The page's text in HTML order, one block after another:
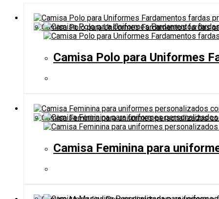
Camisa Polo para Uniformes
Camisa Feminina para